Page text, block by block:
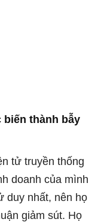
thành bẫy
tử truyền thống
doanh của mình
duy nhất, nên họ
giảm sút. Họ